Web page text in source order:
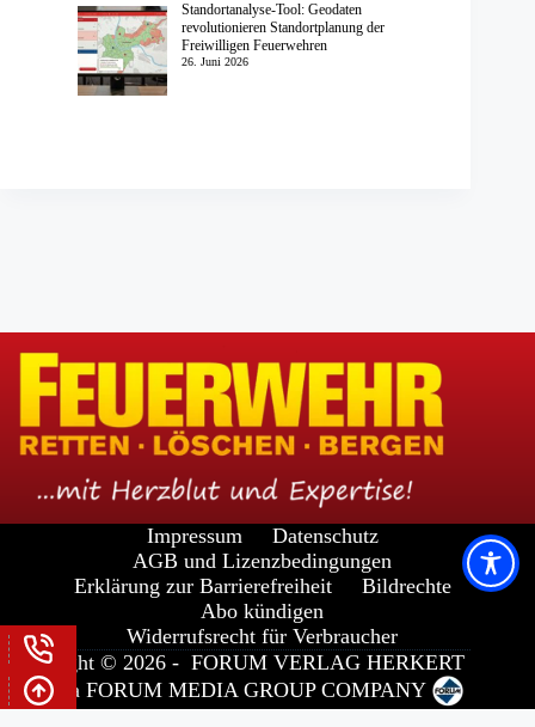
Standortanalyse-Tool: Geodaten
revolutionieren Standortplanung der
Freiwilligen Feuerwehren
26. Juni 2026
Impressum
Datenschutz
AGB und Lizenzbedingungen
Erklärung zur Barrierefreiheit
Bildrechte
Abo kündigen
Widerrufsrecht für Verbraucher
Copyright © 2026 - FORUM VERLAG HERKERT
GMBH
aFORUM MEDIA GROUPCOMPANY